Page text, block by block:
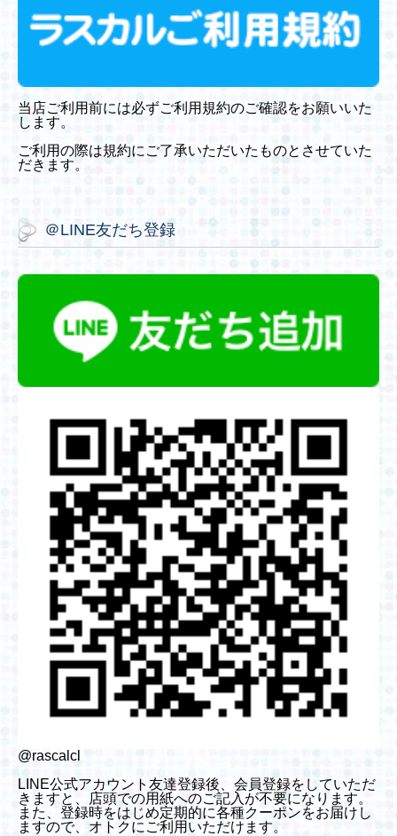
当店ご利用前には必ずご利用規約のご確認をお願いいた
します。
ご利用の際は規約にご了承いただいたものとさせていた
だきます。
＠LINE友だち登録
@rascalcl
LINE公式アカウント友達登録後、会員登録をしていただ
きますと、店頭での用紙へのご記入が不要になります。
また、登録時をはじめ定期的に各種クーポンをお届けし
ますので、オトクにご利用いただけます。